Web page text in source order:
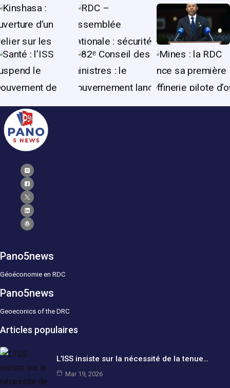
Pano5news
Géoéconomie en RDC
Pano5news
Geoeconics of the DRC
Articles populaires
L’ISS insiste sur la nécessité de la tenue…
Mar 19, 2026